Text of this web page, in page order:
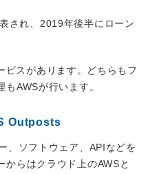
され、2019年後半にローン
スがあります。どちらもフ
AWSが行います。
Outposts
、ソフトウェア、APIなどを
からはクラウド上のAWSと